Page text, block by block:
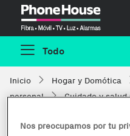
Todo
Inicio Hogar y Domótica
personal
Cuidado y salud
Nos preocupamos por tu